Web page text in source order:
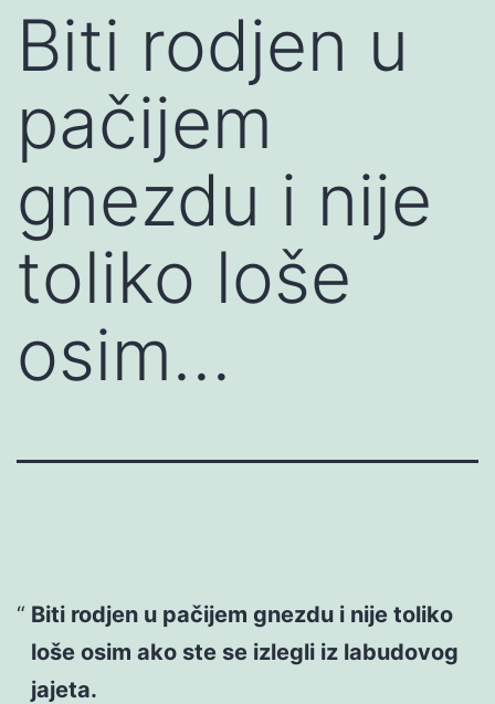
Biti rodjen u
pačijem
gnezdu i nije
toliko loše
osim…
Biti rodjen u pačijem gnezdu i nije toliko
loše osim ako ste se izlegli iz labudovog
jajeta.